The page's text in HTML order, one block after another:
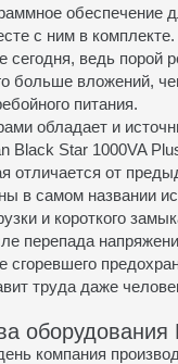
обеспечение
с ним в
сегодня, ведь порой
больше вложений,
питания.
обладает и
Black Star 1000VA
отличается от
в самом названии
и короткого
перепада
сгоревшего
труда даже
оборудования
компания